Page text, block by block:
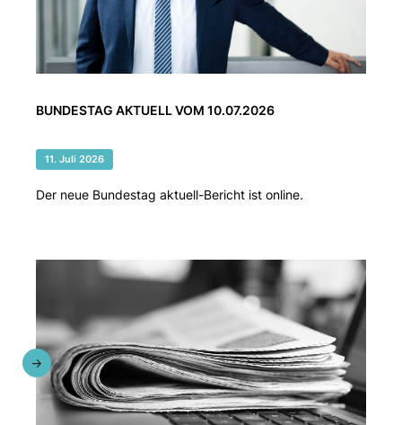
BUNDESTAG AKTUELL VOM 10.07.2026
11. Juli 2026
Der neue Bundestag aktuell-Bericht ist online.